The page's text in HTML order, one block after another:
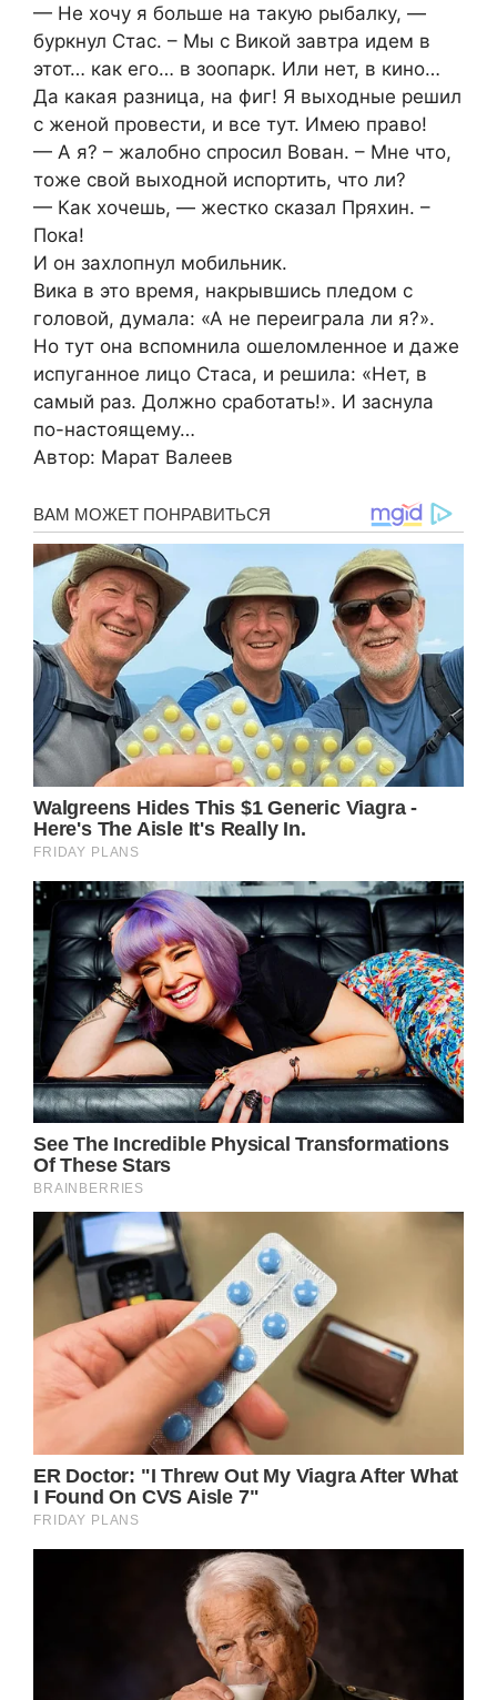
— Не хочу я больше на такую рыбалку, —
буркнул Стас. – Мы с Викой завтра идем в
этот… как его… в зоопарк. Или нет, в кино…
Да какая разница, на фиг! Я выходные решил
с женой провести, и все тут. Имею право!
— А я? – жалобно спросил Вован. – Мне что,
тоже свой выходной испортить, что ли?
— Как хочешь, — жестко сказал Пряхин. –
Пока!
И он захлопнул мобильник.
Вика в это время, накрывшись пледом с
головой, думала: «А не переиграла ли я?».
Но тут она вспомнила ошеломленное и даже
испуганное лицо Стаса, и решила: «Нет, в
самый раз. Должно сработать!». И заснула
по-настоящему…
Автор: Марат Валеев